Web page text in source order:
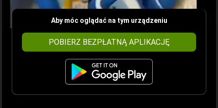
Aby móc oglądać na tym urządzeniu
POBIERZ BEZPŁATNĄ APLIKACJĘ